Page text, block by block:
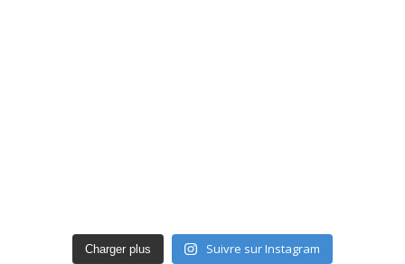
Charger plus Suivre sur Instagram